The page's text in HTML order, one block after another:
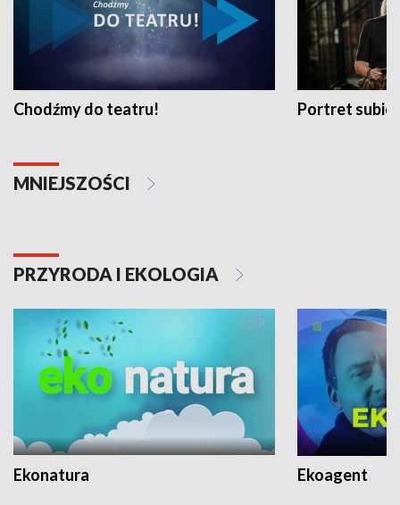
Chodźmy do teatru! Portret
MNIEJSZOŚCI
PRZYRODA I EKOLOGIA
Ekonatura Ekoagent